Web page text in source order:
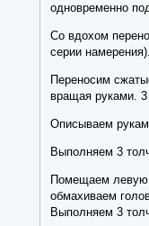
одновременно
Со вдохом
серии намерения).
Переносим
вращая руками. 3
Описываем
Выполняем 3
Помещаем левую
обмахиваем
Выполняем 3